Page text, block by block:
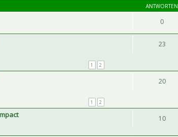
ANTWORTEN
0
1 2
23
1 2
20
10